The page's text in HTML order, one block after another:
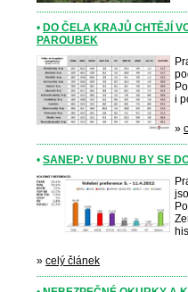
• DO ČELA KRAJŮ CHTĚJÍ
PAROUBEK
i
»
• SANEP: V DUBNU BY SE
» celý článek